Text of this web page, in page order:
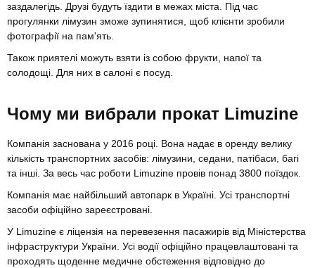
заздалегідь. Друзі будуть їздити в межах міста. Під час
прогулянки лімузин зможе зупинятися, щоб клієнти зробили
фотографії на пам'ять.
Також приятелі можуть взяти із собою фрукти, напої та
солодощі. Для них в салоні є посуд.
Чому ми вибрали прокат Limuzine
Компанія заснована у 2016 році. Вона надає в оренду велику
кількість транспортних засобів: лімузини, седани, патібаси, багі
та інші. За весь час роботи Limuzine провів понад 3800 поїздок.
Компанія має найбільший автопарк в Україні. Усі транспортні
засоби офіційно зареєстровані.
У Limuzine є ліцензія на перевезення пасажирів від Міністерства
інфраструктури України. Усі водії офіційно працевлаштовані та
проходять щоденне медичне обстеження відповідно до